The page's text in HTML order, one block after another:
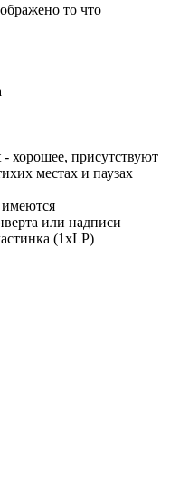
то что
- хорошее, присутствуют
местах и паузах
или надписи
(1xLP)